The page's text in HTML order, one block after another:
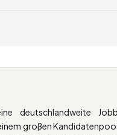
deutschlandweite
großen